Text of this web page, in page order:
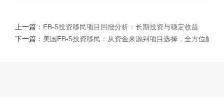
上一篇： EB-5投资移民项目回报分析：长期投资与稳定收益
下一篇： 美国EB-5投资移民：从资金来源到项目选择，全方位解析